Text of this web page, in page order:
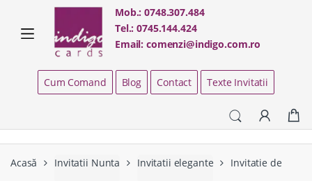
navigation
content
Mob.:0748.307.484
Tel.:0745.144.424
Email:comenzi@indigo.com.ro
Cum Comand Blog Contact Texte Invitatii
Acasă Invitatii Nunta Invitatii elegante Invitatie de